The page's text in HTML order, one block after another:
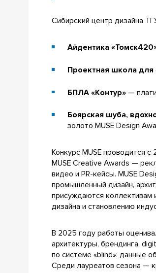
Сибирский центр дизайна
Айдентика
Проектная школа для
БПЛА «Контур» —
Боярская шуба,
золото MUSE Design
Конкурс MUSE проводится
MUSE Creative Awards —
видео и PR-кейсы. MUSE
промышленный дизайн,
присуждаются коллективам
дизайна и становлению
В 2025 году работы
архитектуры, брендинга,
по системе «blind»: данные
Среди лауреатов сезона —